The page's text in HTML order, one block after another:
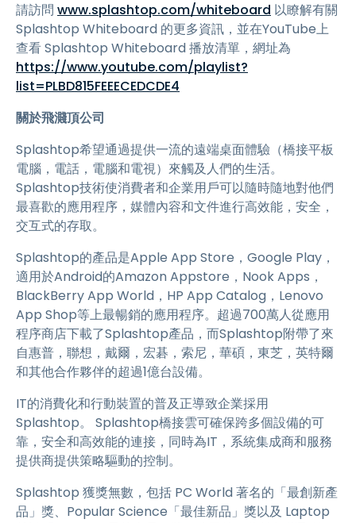
請訪問 www.splashtop.com/whiteboard 以瞭解有關
Splashtop Whiteboard 的更多資訊，並在YouTube上
查看 Splashtop Whiteboard 播放清單，網址為
https://www.youtube.com/playlist?
list=PLBD815FEEECEDCDE4
關於飛濺頂公司
Splashtop希望通過提供一流的遠端桌面體驗（橋接平板
電腦，電話，電腦和電視）來觸及人們的生活。
Splashtop技術使消費者和企業用戶可以隨時隨地對他們
最喜歡的應用程序，媒體內容和文件進行高效能，安全，
交互式的存取。
Splashtop的產品是Apple App Store，Google Play，
適用於Android的Amazon Appstore，Nook Apps，
BlackBerry App World，HP App Catalog，Lenovo
App Shop等上最暢銷的應用程序。超過700萬人從應用
程序商店下載了Splashtop產品，而Splashtop附帶了來
自惠普，聯想，戴爾，宏碁，索尼，華碩，東芝，英特爾
和其他合作夥伴的超過1億台設備。
IT的消費化和行動裝置的普及正導致企業採用
Splashtop。 Splashtop橋接雲可確保跨多個設備的可
靠，安全和高效能的連接，同時為IT，系統集成商和服務
提供商提供策略驅動的控制。
Splashtop 獲獎無數，包括 PC World 著名的「最創新產
品」獎、Popular Science「最佳新品」獎以及 Laptop